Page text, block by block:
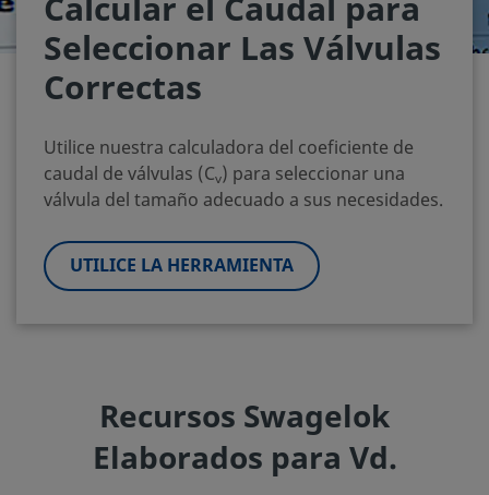
Calcular el Caudal para
Seleccionar Las Válvulas
Correctas
Utilice nuestra calculadora del coeficiente de
caudal de válvulas (Cv) para seleccionar una
válvula del tamaño adecuado a sus necesidades.
UTILICE LA HERRAMIENTA
Recursos Swagelok
Elaborados para Vd.